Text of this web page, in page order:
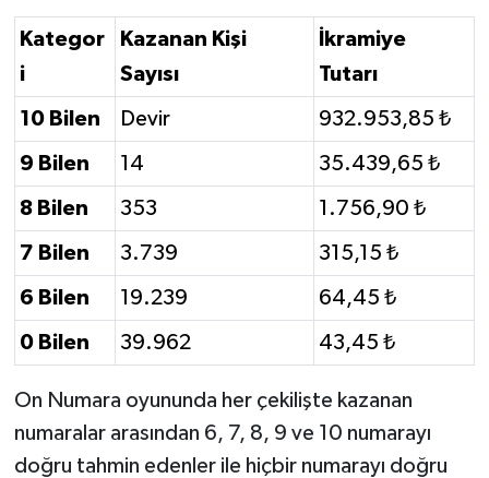
Kategor
i
Kazanan Kişi
Sayısı
İkramiye
Tutarı
10 Bilen Devir 932.953,85 ₺
9 Bilen 14 35.439,65 ₺
8 Bilen 353 1.756,90 ₺
7 Bilen 3.739 315,15 ₺
6 Bilen 19.239 64,45 ₺
0 Bilen 39.962 43,45 ₺
On Numara oyununda her çekilişte kazanan
numaralar arasından 6, 7, 8, 9 ve 10 numarayı
doğru tahmin edenler ile hiçbir numarayı doğru